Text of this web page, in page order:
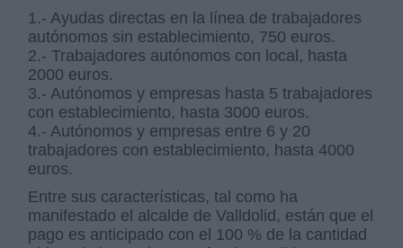
1.- Ayudas directas en la línea de trabajadores
autónomos sin establecimiento, 750 euros.
2.- Trabajadores autónomos con local, hasta
2000 euros.
3.- Autónomos y empresas hasta 5 trabajadores
con establecimiento, hasta 3000 euros.
4.- Autónomos y empresas entre 6 y 20
trabajadores con establecimiento, hasta 4000
euros.
Entre sus características, tal como ha
manifestado el alcalde de Valldolid, están que el
pago es anticipado con el 100 % de la cantidad